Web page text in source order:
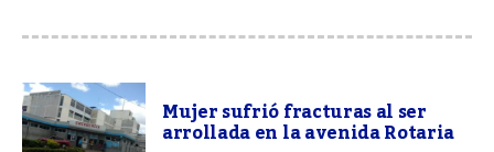
Mujer sufrió fracturas al ser
arrollada en la avenida Rotaria